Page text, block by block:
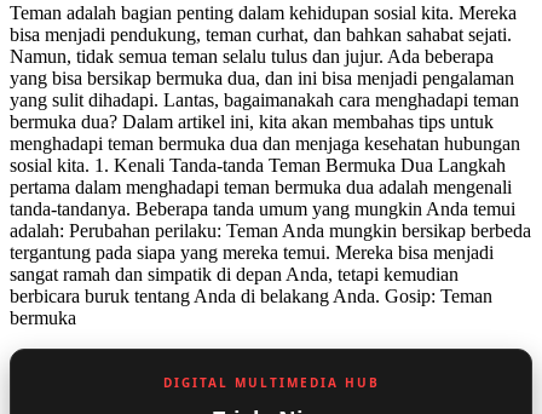
Teman adalah bagian penting dalam kehidupan sosial kita. Mereka
bisa menjadi pendukung, teman curhat, dan bahkan sahabat sejati.
Namun, tidak semua teman selalu tulus dan jujur. Ada beberapa
yang bisa bersikap bermuka dua, dan ini bisa menjadi pengalaman
yang sulit dihadapi. Lantas, bagaimanakah cara menghadapi teman
bermuka dua? Dalam artikel ini, kita akan membahas tips untuk
menghadapi teman bermuka dua dan menjaga kesehatan hubungan
sosial kita. 1. Kenali Tanda-tanda Teman Bermuka Dua Langkah
pertama dalam menghadapi teman bermuka dua adalah mengenali
tanda-tandanya. Beberapa tanda umum yang mungkin Anda temui
adalah: Perubahan perilaku: Teman Anda mungkin bersikap berbeda
tergantung pada siapa yang mereka temui. Mereka bisa menjadi
sangat ramah dan simpatik di depan Anda, tetapi kemudian
berbicara buruk tentang Anda di belakang Anda. Gosip: Teman
bermuka
DIGITAL MULTIMEDIA HUB